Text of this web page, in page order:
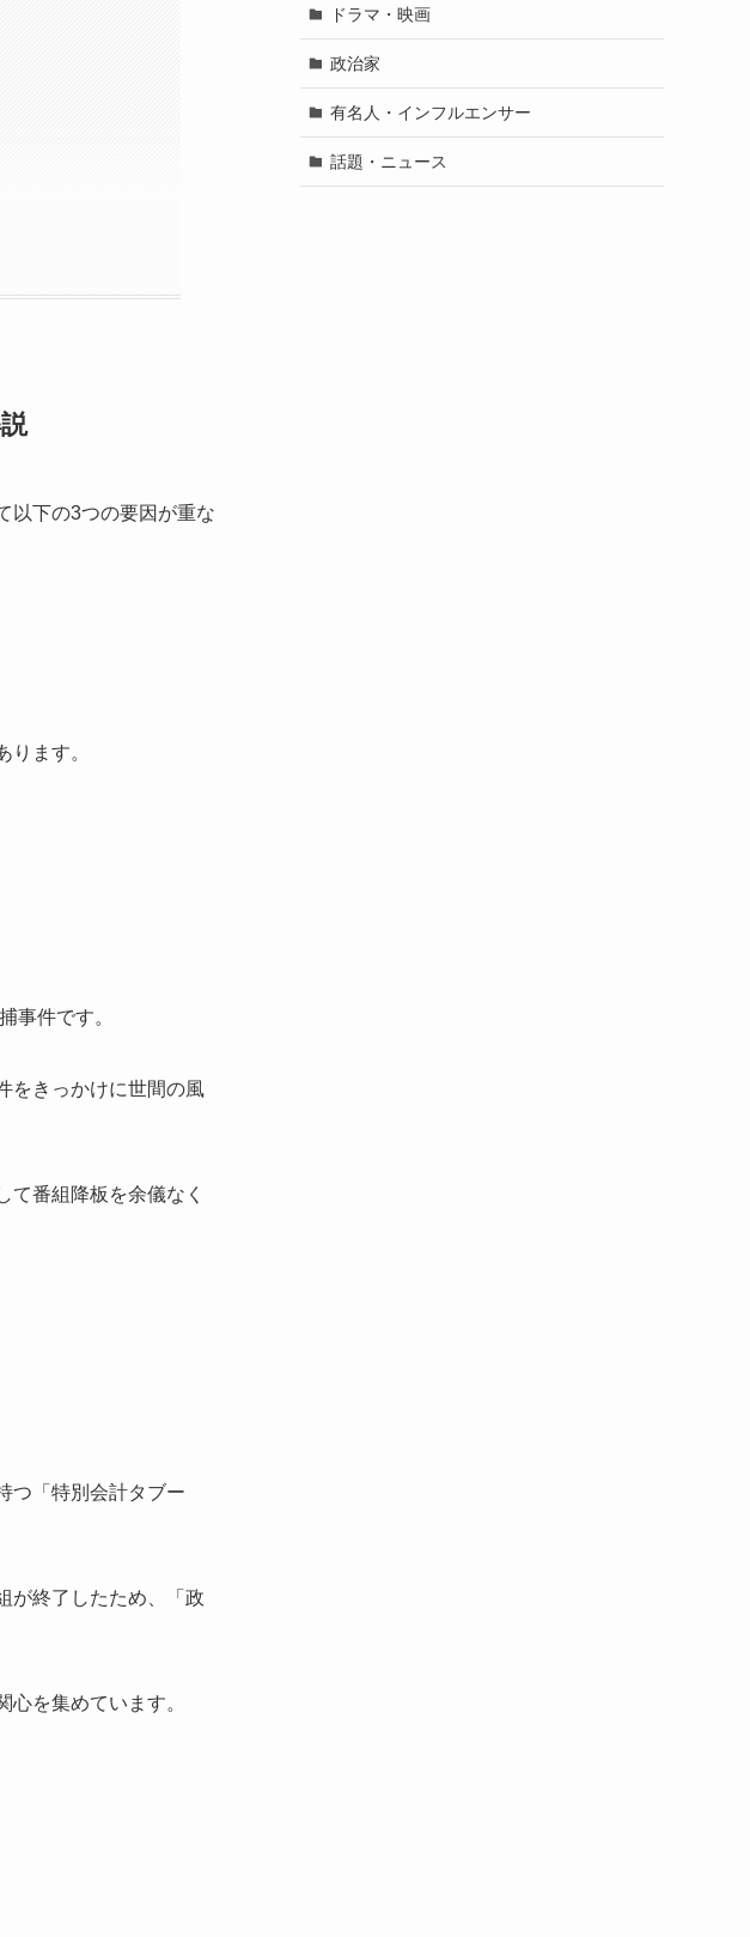
以下の3つの要因が重な
ます。
事件です。
をきっかけに世間の風
番組降板を余儀なく
つ「特別会計タブー
が終了したため、「政
を集めています。
ドラマ・映画
政治家
有名人・インフルエンサー
話題・ニュース